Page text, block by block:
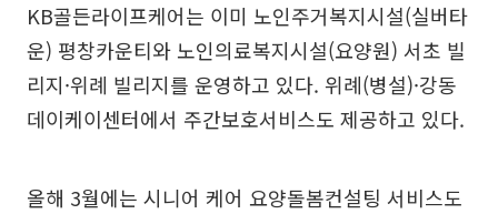
KB골든라이프케어는 이미 노인주거복지시설(실버타
운) 평창카운티와 노인의료복지시설(요양원) 서초 빌
리지·위례 빌리지를 운영하고 있다. 위례(병설)·강동
데이케이센터에서 주간보호서비스도 제공하고 있다.
올해 3월에는 시니어 케어 요양돌봄컨설팅 서비스도